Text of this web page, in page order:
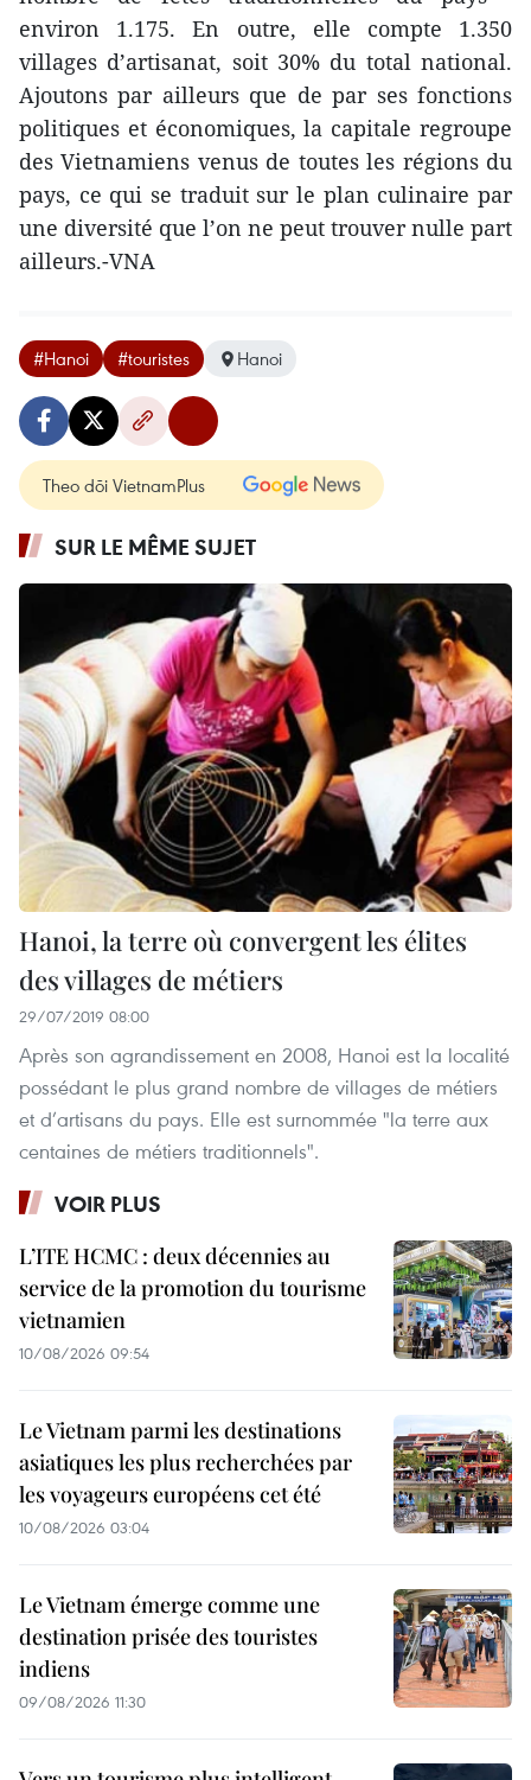
environ 1.175. En outre, elle compte 1.350
villages d’artisanat, soit 30% du total national.
Ajoutons par ailleurs que de par ses fonctions
politiques et économiques, la capitale regroupe
des Vietnamiens venus de toutes les régions du
pays, ce qui se traduit sur le plan culinaire par
une diversité que l’on ne peut trouver nulle part
ailleurs.-VNA
#Hanoi #touristes Hanoi
Theo dõi VietnamPlus
SUR LE MÊME SUJET
Hanoi, la terre où convergent les élites
des villages de métiers
29/07/2019 08:00
Après son agrandissement en 2008, Hanoi est la localité
possédant le plus grand nombre de villages de métiers
et d’artisans du pays. Elle est surnommée "la terre aux
centaines de métiers traditionnels".
VOIR PLUS
L’ITE HCMC : deux décennies au
service de la promotion du tourisme
vietnamien
10/08/2026 09:54
Le Vietnam parmi les destinations
asiatiques les plus recherchées par
les voyageurs européens cet été
10/08/2026 03:04
Le Vietnam émerge comme une
destination prisée des touristes
indiens
09/08/2026 11:30